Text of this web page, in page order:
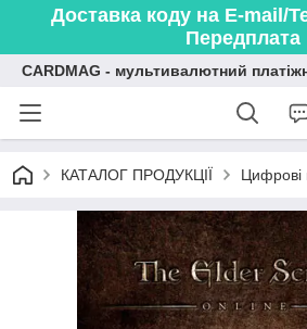
Доставка коду на E-mail/
Передплата
CARDMAG - мультивалютний
КАТАЛОГ ПРОДУКЦІЇ Цифрові